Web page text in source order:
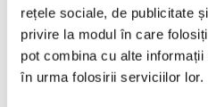
rețele sociale, de publicitate
privire la modul în care
pot combina cu alte
în urma folosirii serviciilor lor.